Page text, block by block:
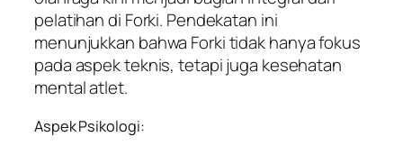
pelatihan di Forki. Pendekatan ini
menunjukkan bahwa Forki tidak hanya fokus
pada aspek teknis, tetapi juga kesehatan
mental atlet.
Aspek Psikologi: